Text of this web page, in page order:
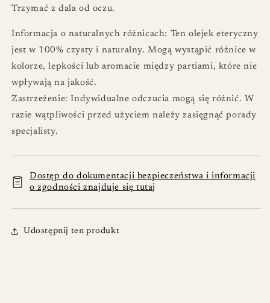
Trzymać z dala od oczu.
Informacja o naturalnych różnicach: Ten olejek eteryczny
jest w 100% czysty i naturalny. Mogą wystąpić różnice w
kolorze, lepkości lub aromacie między partiami, które nie
wpływają na jakość.
Zastrzeżenie: Indywidualne odczucia mogą się różnić. W
razie wątpliwości przed użyciem należy zasięgnąć porady
specjalisty.
Dostęp do dokumentacji bezpieczeństwa i informacji
o zgodności znajduje się tutaj
Udostępnij ten produkt